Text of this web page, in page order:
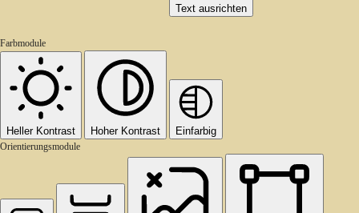
Text ausrichten
Farbmodule
Heller Kontrast Hoher Kontrast Einfarbig
Orientierungsmodule